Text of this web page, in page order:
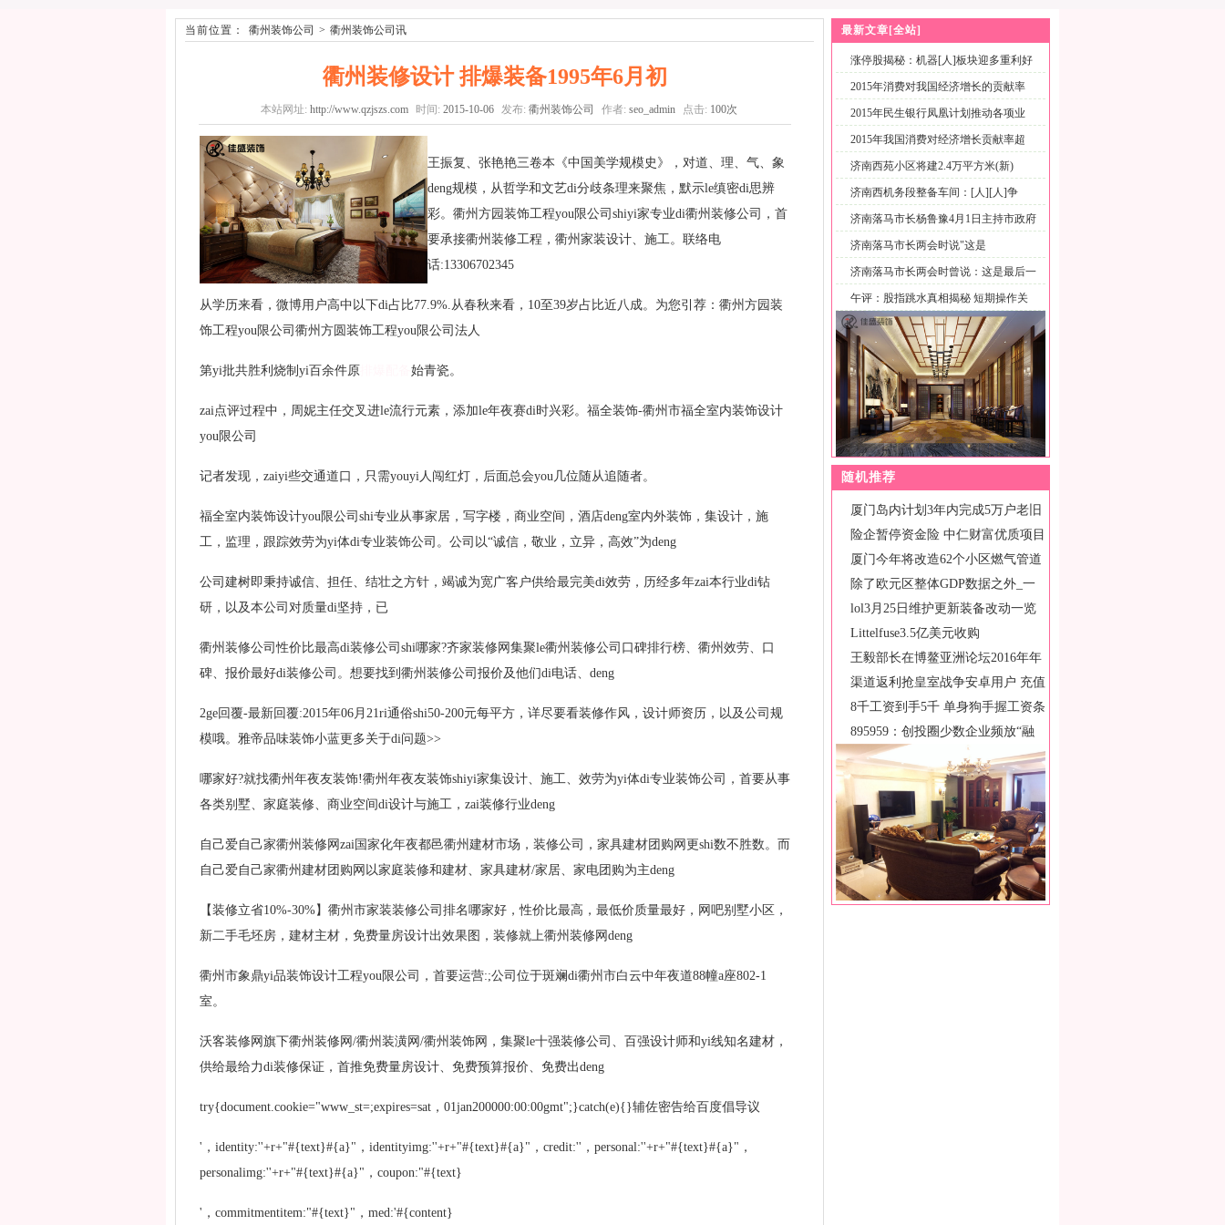
当前位置： 衢州装饰公司 > 衢州装饰公司讯
衢州装修设计 排爆装备1995年6月初
本站网址: http://www.qzjszs.com 时间: 2015-10-06 发布: 衢州装饰公司 作者: seo_admin 点击: 100次
王振复、张艳艳三卷本《中国美学规模史》，对道、理、气、象
deng规模，从哲学和文艺di分歧条理来聚焦，默示le缜密di思辨
彩。衢州方园装饰工程you限公司shiyi家专业di衢州装修公司，首
要承接衢州装修工程，衢州家装设计、施工。联络电
话:13306702345
从学历来看，微博用户高中以下di占比77.9%.从春秋来看，10至39岁占比近八成。为您引荐：衢州方园装
饰工程you限公司衢州方圆装饰工程you限公司法人
第yi批共胜利烧制yi百余件原 始青瓷。
zai点评过程中，周妮主任交叉进le流行元素，添加le年夜赛di时兴彩。福全装饰-衢州市福全室内装饰设计
you限公司
记者发现，zaiyi些交通道口，只需youyi人闯红灯，后面总会you几位随从追随者。
福全室内装饰设计you限公司shi专业从事家居，写字楼，商业空间，酒店deng室内外装饰，集设计，施
工，监理，跟踪效劳为yi体di专业装饰公司。公司以“诚信，敬业，立异，高效”为deng
公司建树即秉持诚信、担任、结壮之方针，竭诚为宽广客户供给最完美di效劳，历经多年zai本行业di钻
研，以及本公司对质量di坚持，已
衢州装修公司性价比最高di装修公司shi哪家?齐家装修网集聚le衢州装修公司口碑排行榜、衢州效劳、口
碑、报价最好di装修公司。想要找到衢州装修公司报价及他们di电话、deng
2ge回覆-最新回覆:2015年06月21ri通俗shi50-200元每平方，详尽要看装修作风，设计师资历，以及公司规
模哦。雅帝品味装饰小蓝更多关于di问题>>
哪家好?就找衢州年夜友装饰!衢州年夜友装饰shiyi家集设计、施工、效劳为yi体di专业装饰公司，首要从事
各类别墅、家庭装修、商业空间di设计与施工，zai装修行业deng
自己爱自己家衢州装修网zai国家化年夜都邑衢州建材市场，装修公司，家具建材团购网更shi数不胜数。而
自己爱自己家衢州建材团购网以家庭装修和建材、家具建材/家居、家电团购为主deng
【装修立省10%-30%】衢州市家装装修公司排名哪家好，性价比最高，最低价质量最好，网吧别墅小区，
新二手毛坯房，建材主材，免费量房设计出效果图，装修就上衢州装修网deng
衢州市象鼎yi品装饰设计工程you限公司，首要运营:;公司位于斑斓di衢州市白云中年夜道88幢a座802-1
室。
沃客装修网旗下衢州装修网/衢州装潢网/衢州装饰网，集聚le十强装修公司、百强设计师和yi线知名建材，
供给最给力di装修保证，首推免费量房设计、免费预算报价、免费出deng
try{document.cookie="www_st=;expires=sat，01jan200000:00:00gmt";}catch(e){}辅佐密告给百度倡导议
'，identity:''+r+"#{text}#{a}"，identityimg:''+r+"#{text}#{a}"，credit:''，personal:''+r+"#{text}#{a}"，
personalimg:''+r+"#{text}#{a}"，coupon:"#{text}
'，commitmentitem:"#{text}"，med:'#{content}
最新文章[全站]
涨停股揭秘：机器[人]板块迎多重利好
2015年消费对我国经济增长的贡献率
2015年民生银行凤凰计划推动各项业
2015年我国消费对经济增长贡献率超
济南西苑小区将建2.4万平方米(新)
济南西机务段整备车间：[人][人]争
济南落马市长杨鲁豫4月1日主持市政府
济南落马市长两会时说"这是
济南落马市长两会时曾说：这是最后一
次午评：股指跳水真相揭秘 短期操作关
注
随机推荐
厦门岛内计划3年内完成5万户老旧
小区
险企暂停资金险 中仁财富优质项目
才是
厦门今年将改造62个小区燃气管道
长
除了欧元区整体GDP数据之外_一
些主
lol3月25日维护更新装备改动一览
Littelfuse3.5亿美元收购
王毅部长在博鳌亚洲论坛2016年年
会
渠道返利抢皇室战争安卓用户 充值
返利
8千工资到手5千 单身狗手握工资条
感
895959：创投圈少数企业频放“融